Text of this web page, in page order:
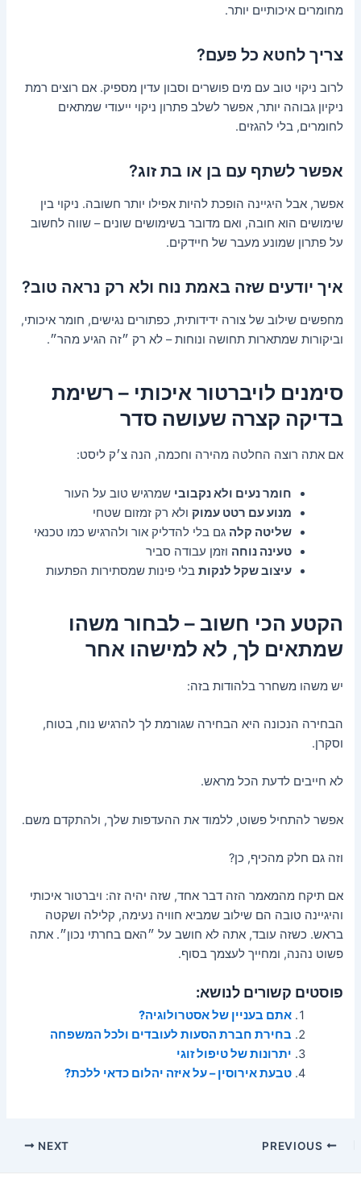
מחומרים איכותיים יותר.
צריך לחטא כל פעם?
לרוב ניקוי טוב עם מים פושרים וסבון עדין מספיק. אם רוצים רמת
ניקיון גבוהה יותר, אפשר לשלב פתרון ניקוי ייעודי שמתאים
לחומרים, בלי להגזים.
אפשר לשתף עם בן או בת זוג?
אפשר, אבל היגיינה הופכת להיות אפילו יותר חשובה. ניקוי בין
שימושים הוא חובה, ואם מדובר בשימושים שונים – שווה לחשוב
על פתרון שמונע מעבר של חיידקים.
איך יודעים שזה באמת נוח ולא רק נראה טוב?
מחפשים שילוב של צורה ידידותית, כפתורים נגישים, חומר איכותי,
וביקורות שמתארות תחושה ונוחות – לא רק ״זה הגיע מהר״.
סימנים לויברטור איכותי – רשימת
בדיקה קצרה שעושה סדר
אם אתה רוצה החלטה מהירה וחכמה, הנה צ׳ק ליסט:
חומר נעים ולא נקבובי שמרגיש טוב על העור
מנוע עם רטט עמוק ולא רק זמזום שטחי
שליטה קלה גם בלי להדליק אור ולהרגיש כמו טכנאי
טעינה נוחה וזמן עבודה סביר
עיצוב שקל לנקות בלי פינות שמסתירות הפתעות
הקטע הכי חשוב – לבחור משהו
שמתאים לך, לא למישהו אחר
יש משהו משחרר בלהודות בזה:
הבחירה הנכונה היא הבחירה שגורמת לך להרגיש נוח, בטוח,
וסקרן.
לא חייבים לדעת הכל מראש.
אפשר להתחיל פשוט, ללמוד את ההעדפות שלך, ולהתקדם משם.
וזה גם חלק מהכיף, כן?
אם תיקח מהמאמר הזה דבר אחד, שזה יהיה זה: ויברטור איכותי
והיגיינה טובה הם שילוב שמביא חוויה נעימה, קלילה ושקטה
בראש. כשזה עובד, אתה לא חושב על ״האם בחרתי נכון״. אתה
פשוט נהנה, ומחייך לעצמך בסוף.
פוסטים קשורים לנושא:
אתם בעניין של אסטרולוגיה?
בחירת חברת הסעות לעובדים ולכל המשפחה
יתרונות של טיפול זוגי
טבעת אירוסין – על איזה יהלום כדאי ללכת?
Post
NEXT